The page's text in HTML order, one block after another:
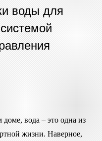
воды для
доме, вода – это одна из
жизни. Наверное,